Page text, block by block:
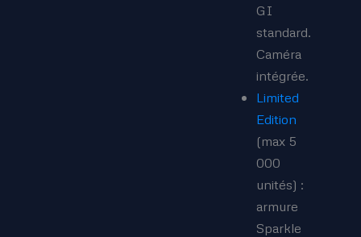
GI
standard.
Caméra
intégrée.
Limited
Edition
(max 5
000
unités) :
armure
Sparkle